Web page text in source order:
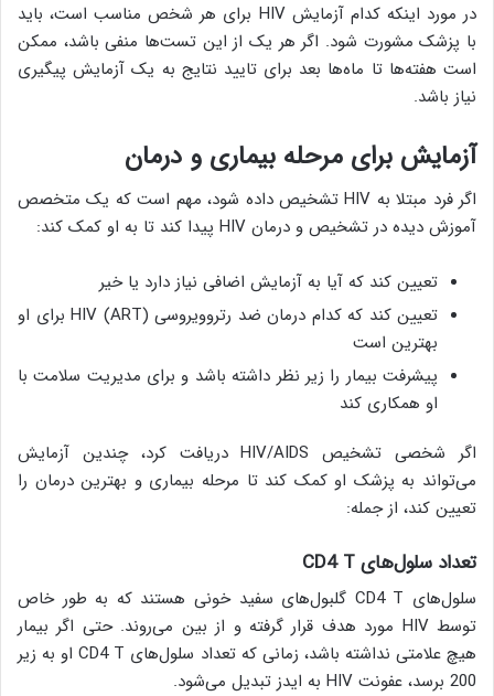
در مورد اینکه کدام آزمایش HIV برای هر شخص مناسب است، باید
با پزشک مشورت شود. اگر هر یک از این تست‌ها منفی باشد، ممکن
است هفته‌ها تا ماه‌ها بعد برای تایید نتایج به یک آزمایش پیگیری
نیاز باشد.
آزمایش برای مرحله بیماری و درمان
اگر فرد مبتلا به HIV تشخیص داده شود، مهم است که یک متخصص
آموزش دیده در تشخیص و درمان HIV پیدا کند تا به او کمک کند:
تعیین کند که آیا به آزمایش اضافی نیاز دارد یا خیر
تعیین کند که کدام درمان ضد رتروویروسی HIV (ART) برای او
بهترین است
پیشرفت بیمار را زیر نظر داشته باشد و برای مدیریت سلامت با
او همکاری کند
اگر شخصی تشخیص HIV/AIDS دریافت کرد، چندین آزمایش
می‌تواند به پزشک او کمک کند تا مرحله بیماری و بهترین درمان را
تعیین کند، از جمله:
تعداد سلول‌هایCD4 T
سلول‌های CD4 T گلبول‌های سفید خونی هستند که به طور خاص
توسط HIV مورد هدف قرار گرفته و از بین می‌روند. حتی اگر بیمار
هیچ علامتی نداشته باشد، زمانی که تعداد سلول‌های CD4 T او به زیر
200 برسد، عفونت HIV به ایدز تبدیل می‌شود.